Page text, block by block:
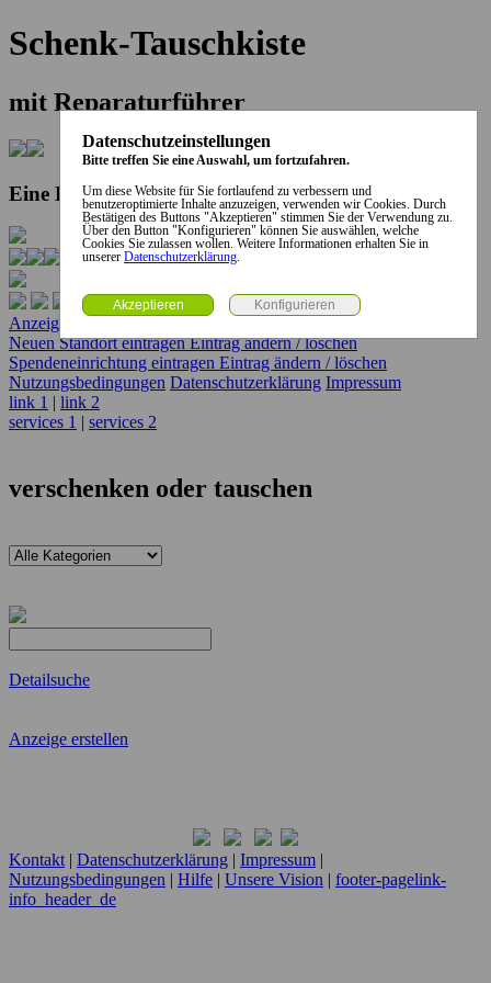
Schenk-Tauschkiste
mit Reparaturführer
Eine Kooperation der Stadt und des Landkreises...
Anzeige erstellen
Neuen Standort eintragenEintrag ändern / löschen
Spendeneinrichtung eintragen Eintrag ändern / löschen
Nutzungsbedingungen Datenschutzerklärung Impressum
link 1 | link 2
services 1 | services 2
verschenken oder tauschen
Detailsuche
Anzeige erstellen
Kontakt | Datenschutzerklärung | Impressum |
Nutzungsbedingungen | Hilfe | Unsere Vision | footer-pagelink-
info_header_de
Datenschutzeinstellungen
Bitte treffen Sie eine Auswahl, um fortzufahren.
Um diese Website für Sie fortlaufend zu verbessern und
benutzeroptimierte Inhalte anzuzeigen, verwenden wir Cookies. Durch
Bestätigen des Buttons "Akzeptieren" stimmen Sie der Verwendung zu.
Über den Button "Konfigurieren" können Sie auswählen, welche
Cookies Sie zulassen wollen. Weitere Informationen erhalten Sie in
unserer Datenschutzerklärung.